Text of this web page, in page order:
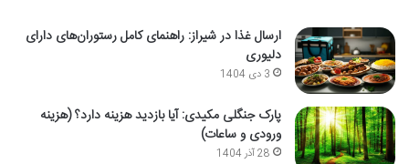
ارسال غذا در شیراز: راهنمای کامل رستوران‌های دارای
دلیوری
3 دی 1404
پارک جنگلی مکیدی: آیا بازدید هزینه دارد؟ (هزینه
ورودی و ساعات)
28 آذر 1404